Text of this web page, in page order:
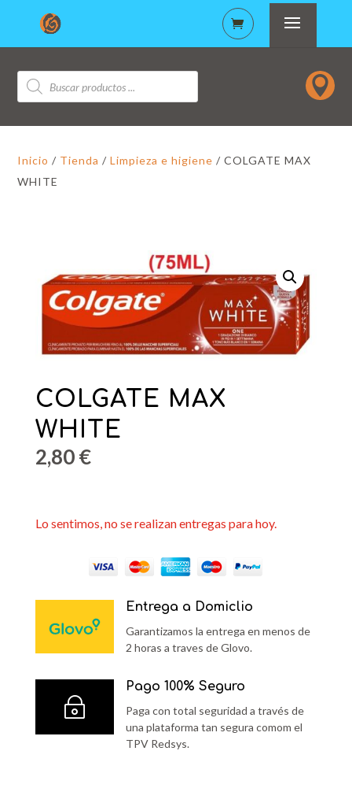
Búsqueda
de
productos

Inicio / Tienda /Limpieza e higiene / COLGATE MAX
WHITE
COLGATE MAX
WHITE
2,80€
Lo sentimos, no se realizan entregas para hoy.
Entrega a Domiclio
Garantizamos la entrega en menos de
2 horas a traves de Glovo.
~
Pago 100% Seguro
Paga con total seguridad a través de
una plataforma tan segura comom el
TPV Redsys.